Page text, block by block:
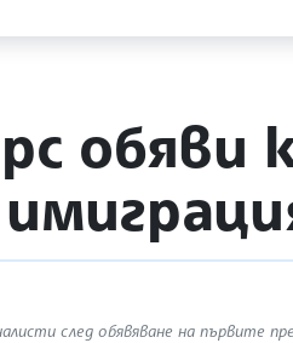
след обявяване на първите